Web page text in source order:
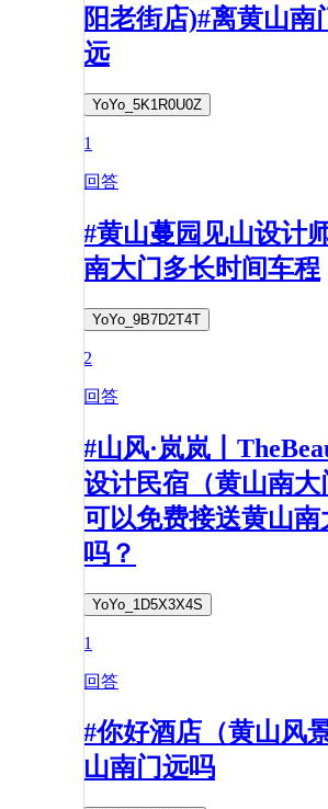
阳老街店)#离黄山南
远
YoYo_5K1R0U0Z
1
回答
#黄山蔓园见山设计
南大门多长时间车程
YoYo_9B7D2T4T
2
回答
#山风·岚岚丨
设计民宿（黄山南
可以免费接送黄山
吗？
YoYo_1D5X3X4S
1
回答
#你好酒店（黄山风
山南门远吗